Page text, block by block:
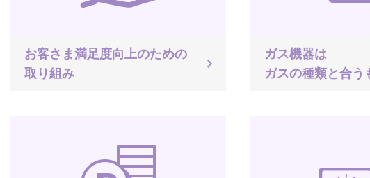
お客さま満足度向上のための
取り組み
ガス機器は
ガスの種類と合う